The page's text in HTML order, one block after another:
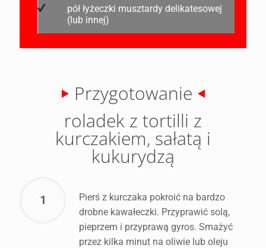
pół łyżeczki musztardy delikatesowej
(lub innej)
Przygotowanie
roladek z tortilli z
kurczakiem, sałatą i
kukurydzą
1
Pierś z kurczaka pokroić na bardzo
drobne kawałeczki. Przyprawić solą,
pieprzem i przyprawą gyros. Smażyć
przez kilka minut na oliwie lub oleju